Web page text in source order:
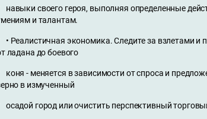
навыки своего героя, выполняя определенные
и талантам.
• Реалистичная экономика. Следите за взлетами
ладана до боевого
коня - меняется в зависимости от спроса и
в измученный
осадой город или очистить перспективный